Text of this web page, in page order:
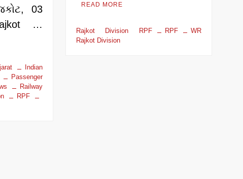
03
…
Indian
Passenger
Railway
RPF
READ MORE
Rajkot Division RPF RPF
WR
Rajkot Division